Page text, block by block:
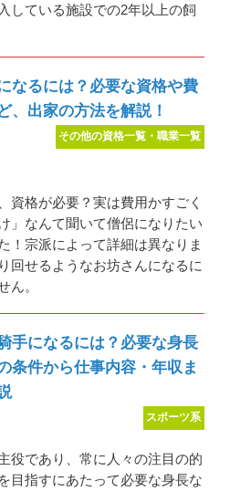
している施設での2年以上の飼
なるには？必要な資格や費
、出家の方法を解説！
その他の資格一覧・職業一覧
資格が必要？実は費用かすごく
」なんて聞いて僧侶になりたい
！宗派によって詳細は異なりま
回せるようなお坊さんになるに
ん。
手になるには？必要な身長
条件から仕事内容・年収ま
スポーツ系
役であり、常に人々の注目の的
目指すにあたって必要な身長な